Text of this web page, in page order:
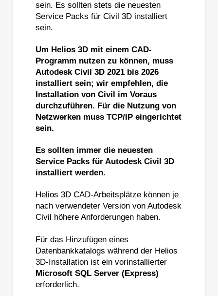
sein. Es sollten stets die neuesten
Service Packs für Civil 3D installiert
sein.
Um Helios 3D mit einem CAD-
Programm nutzen zu können, muss
Autodesk Civil 3D 2021 bis 2026
installiert sein; wir empfehlen, die
Installation von Civil im Voraus
durchzuführen. Für die Nutzung von
Netzwerken muss TCP/IP eingerichtet
sein.
Es sollten immer die neuesten
Service Packs für Autodesk Civil 3D
installiert werden.
Helios 3D CAD-Arbeitsplätze können je
nach verwendeter Version von Autodesk
Civil höhere Anforderungen haben.
Für das Hinzufügen eines
Datenbankkatalogs während der Helios
3D-Installation ist ein vorinstallierter
Microsoft SQL Server (Express)
erforderlich.